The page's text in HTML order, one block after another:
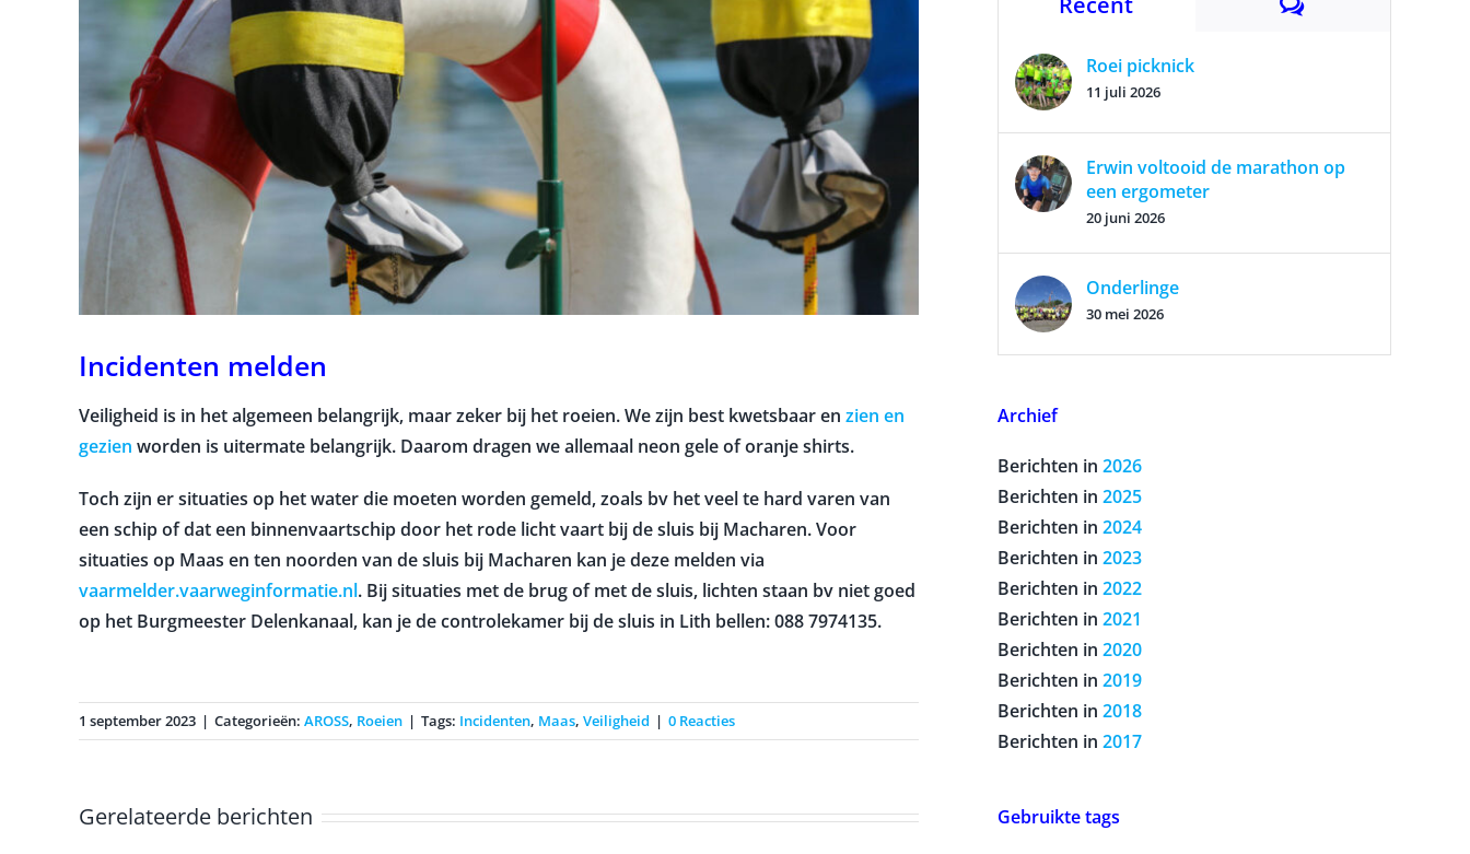
Incidenten melden
Veiligheid is in het algemeen belangrijk, maar zeker bij het roeien. We zijn best kwetsbaar en zien en
gezien worden is uitermate belangrijk. Daarom dragen we allemaal neon gele of oranje shirts.
Toch zijn er situaties op het water die moeten worden gemeld, zoals bv het veel te hard varen van
een schip of dat een binnenvaartschip door het rode licht vaart bij de sluis bij Macharen. Voor
situaties op Maas en ten noorden van de sluis bij Macharen kan je deze melden via
vaarmelder.vaarweginformatie.nl. Bij situaties met de brug of met de sluis, lichten staan bv niet goed
op het Burgmeester Delenkanaal, kan je de controlekamer bij de sluis in Lith bellen: 088 7974135.
1 september 2023 | Categorieën: AROSS, Roeien | Tags: Incidenten, Maas, Veiligheid | 0 Reacties
Gerelateerde berichten
Roei picknick
11 juli 2026
Erwin voltooid de marathon op
een ergometer
20 juni 2026
Onderlinge
30 mei 2026
Archief
Berichten in 2026
Berichten in 2025
Berichten in 2024
Berichten in 2023
Berichten in 2022
Berichten in 2021
Berichten in 2020
Berichten in 2019
Berichten in 2018
Berichten in 2017
Gebruikte tags